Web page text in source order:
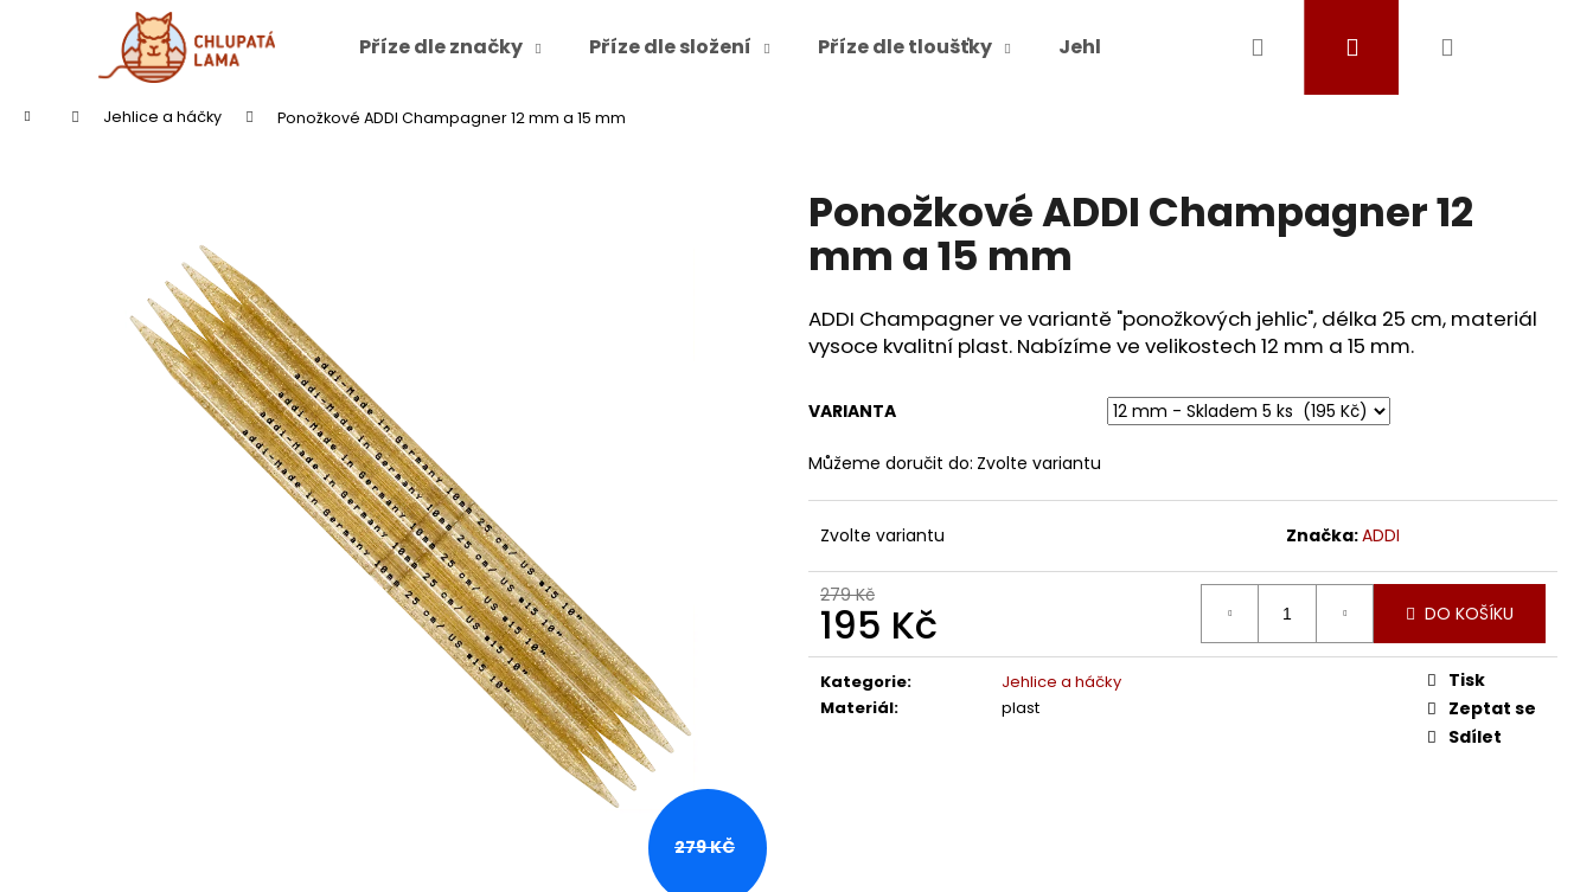
Příze dle značky Příze dle složení Příze dle tloušťky Jehlice a háčky Ostatní pomůcky
Přihlášení
Domů Jehlice a háčky Ponožkové ADDI Champagner 12 mm a 15 mm
Ponožkové ADDI Champagner 12
mm a 15 mm
ADDI Champagner ve variantě "ponožkových jehlic", délka 25 cm, materiál
vysoce kvalitní plast. Nabízíme ve velikostech 12 mm a 15 mm.
VARIANTA
Můžeme doručit do: Zvolte variantu
Zvolte variantu Značka:ADDI
279 Kč
195 Kč
Měrná
cena:
DO KOŠÍKU
Kategorie:
Jehlice a háčky
Materiál: plast
Tisk
Zeptat se
Sdílet
279 KČ
Zpět
obchodu
Zpět
obchodu
Co potřebujete najít?
HLEDAT